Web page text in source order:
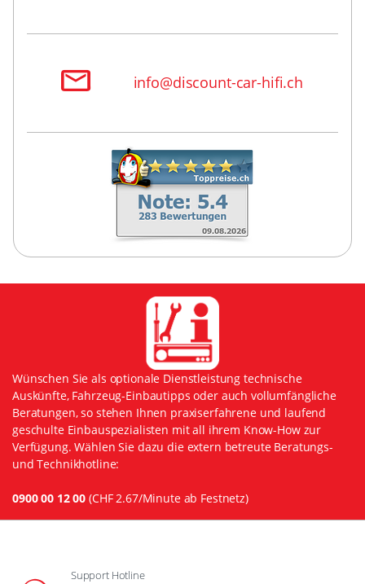
info@discount-car-hifi.ch
Wünschen Sie als optionale Dienstleistung technische
Auskünfte, Fahrzeug-Einbautipps oder auch vollumfängliche
Beratungen, so stehen Ihnen praxiserfahrene und laufend
geschulte Einbauspezialisten mit all ihrem Know-How zur
Verfügung. Wählen Sie dazu die extern betreute Beratungs-
und Technikhotline:
0900 00 12 00 (CHF 2.67/Minute ab Festnetz)
Support Hotline